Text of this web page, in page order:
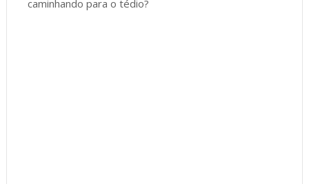
caminhando para o tédio?